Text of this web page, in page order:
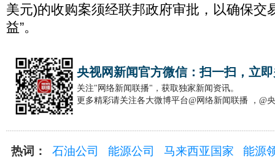
美元)的收购案须经联邦政府审批，以确保交
益”。
央视网新闻官方微信：扫一扫，立
关注"网络新闻联播"，获取独家新闻资讯。
更多精彩请关注各大微博平台@网络新闻联播 ，@
热词： 石油公司 能源公司 马来西亚国家
能源